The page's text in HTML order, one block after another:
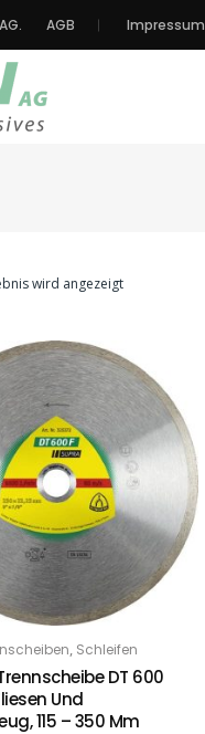
AGB Impressum
wird angezeigt
Schleifen
DT 600
Und
115 – 350 Mm